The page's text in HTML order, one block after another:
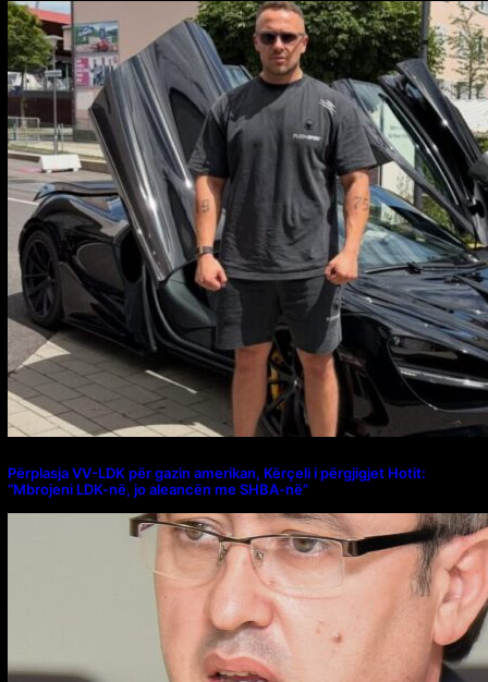
Përplasja VV-LDK për gazin amerikan, Kërçeli i përgjigjet Hotit:
“Mbrojeni LDK-në, jo aleancën me SHBA-në”